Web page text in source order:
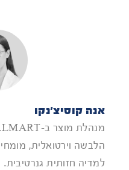
אנה קוסיצ'נקו
הלבשה וירטואלית,
למדיה חזותית גנרטיבית.